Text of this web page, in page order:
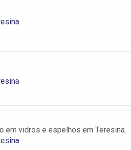
em vidros e espelhos em Teresina.